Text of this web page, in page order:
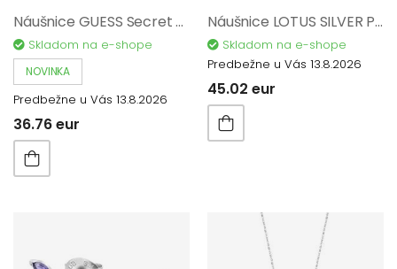
Náušnice GUESS Secret Garden JUBE06040JWYGPKT/U
Skladom na e-shope
NOVINKA
Predbežne u Vás 13.8.2026
36.76 eur
Náušnice LOTUS SILVER Pure Essential AG 925/1000 LP3689-4/1
Skladom na e-shope
Predbežne u Vás 13.8.2026
45.02 eur